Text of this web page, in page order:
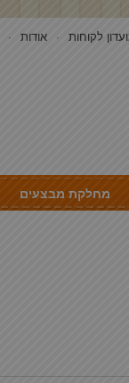
לקוחות אודות
מחלקת מבצעים